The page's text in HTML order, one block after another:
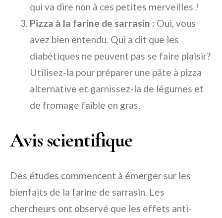
qui va dire non à ces petites merveilles !
Pizza à la farine de sarrasin : Oui, vous
avez bien entendu. Qui a dit que les
diabétiques ne peuvent pas se faire plaisir?
Utilisez-la pour préparer une pâte à pizza
alternative et garnissez-la de légumes et
de fromage faible en gras.
Avis scientifique
Des études commencent à émerger sur les
bienfaits de la farine de sarrasin. Les
chercheurs ont observé que les effets anti-